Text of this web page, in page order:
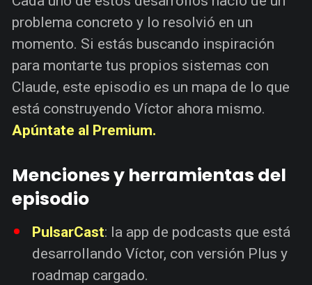
problema concreto y lo resolvió en un
momento. Si estás buscando inspiración
para montarte tus propios sistemas con
Claude, este episodio es un mapa de lo que
está construyendo Víctor ahora mismo.
Apúntate al Premium.
Menciones y herramientas del
episodio
PulsarCast: la app de podcasts que está
desarrollando Víctor, con versión Plus y
roadmap cargado.